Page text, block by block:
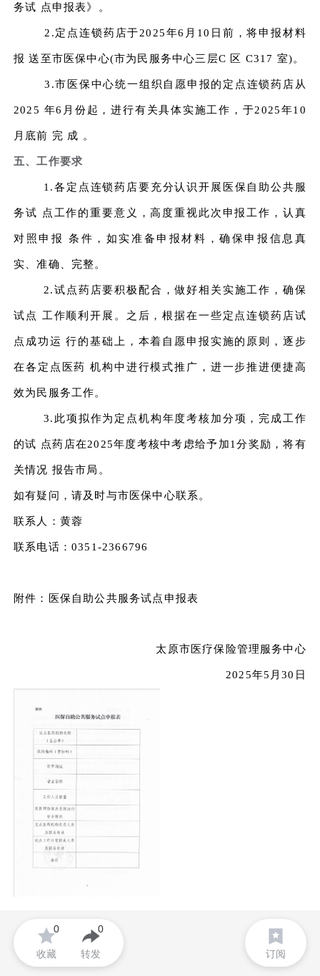
务试 点申报表》。
2.定点连锁药店于2025年6月10日前，将申报材料
报 送至市医保中心(市为民服务中心三层C 区 C317 室)。
3.市医保中心统一组织自愿申报的定点连锁药店从
2025 年6月份起，进行有关具体实施工作，于2025年10
月底前 完 成 。
五、工作要求
1.各定点连锁药店要充分认识开展医保自助公共服
务试 点工作的重要意义，高度重视此次申报工作，认真
对照申报 条件，如实准备申报材料，确保申报信息真
实、准确、完整。
2.试点药店要积极配合，做好相关实施工作，确保
试点 工作顺利开展。之后，根据在一些定点连锁药店试
点成功运 行的基础上，本着自愿申报实施的原则，逐步
在各定点医药 机构中进行模式推广，进一步推进便捷高
效为民服务工作。
3.此项拟作为定点机构年度考核加分项，完成工作
的试 点药店在2025年度考核中考虑给予加1分奖励，将有
关情况 报告市局。
如有疑问，请及时与市医保中心联系。
联系人：黄蓉
联系电话：0351-2366796
附件：医保自助公共服务试点申报表
太原市医疗保险管理服务中心
2025年5月30日
收藏
0
转发
0
订阅